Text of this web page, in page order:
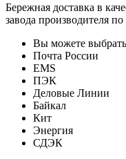
Бережная доставка в
завода производителя
Вы можете
Почта России
EMS
ПЭК
Деловые Линии
Байкал
Кит
Энергия
СДЭК